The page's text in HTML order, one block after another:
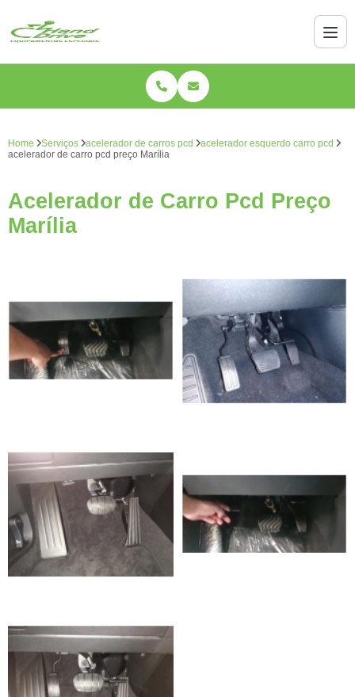
Home Serviços acelerador de carros pcd
acelerador esquerdo carro pcd
acelerador de carro pcd preço Marília
Acelerador de Carro Pcd Preço
Marília